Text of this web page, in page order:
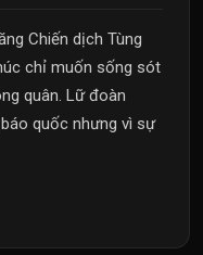
Chiến dịch Tùng
chỉ muốn sống sót
quân. Lữ đoàn
quốc nhưng vì sự